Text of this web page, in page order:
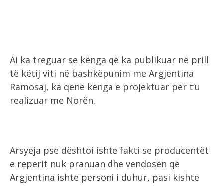
Ai ka treguar se kënga që ka publikuar në prill
të këtij viti në bashkëpunim me Argjentina
Ramosaj, ka qenë kënga e projektuar për t’u
realizuar me Norën.
Arsyeja pse dështoi ishte fakti se producentët
e reperit nuk pranuan dhe vendosën që
Argjentina ishte personi i duhur, pasi kishte